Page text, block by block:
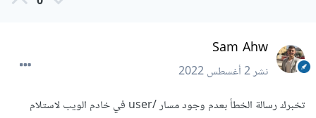
Sam Ahw
نشر2 أغسطس 2022
تخبرك رسالة الخطأ بعدم وجود مسار /user في خادم الويب لاستلام